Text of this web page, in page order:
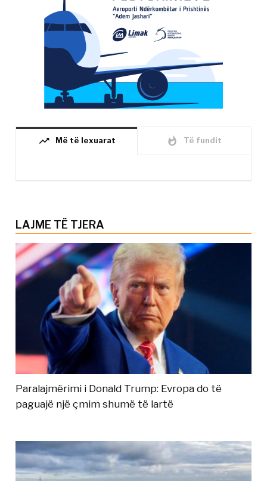
trending_up Më të lexuarat whatshot Të fundit
LAJME TË TJERA
Paralajmërimi i Donald Trump: Evropa do të
paguajë një çmim shumë të lartë